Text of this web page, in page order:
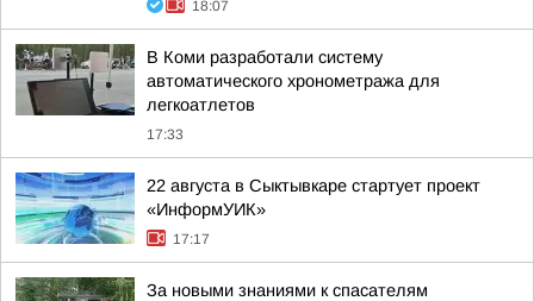
18:07
В Коми разработали систему
автоматического хронометража для
легкоатлетов
17:33
22 августа в Сыктывкаре стартует проект
«ИнформУИК»
17:17
За новыми знаниями к спасателям